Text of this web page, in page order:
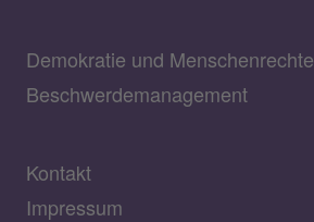
Demokratie und Menschenrechte
Beschwerdemanagement
Kontakt
Impressum